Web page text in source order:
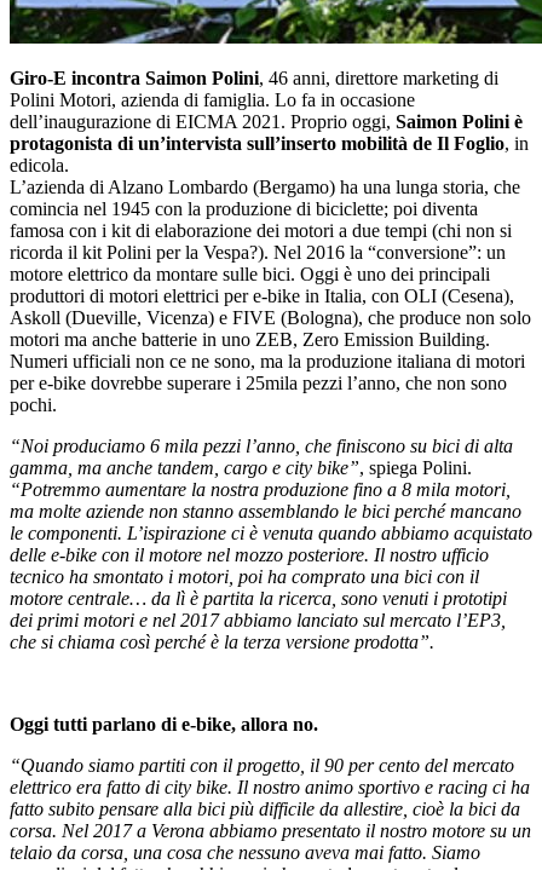
Giro-E incontra Saimon Polini, 46 anni, direttore marketing di
Polini Motori, azienda di famiglia. Lo fa in occasione
dell’inaugurazione di EICMA 2021. Proprio oggi, Saimon Polini è
protagonista di un’intervista sull’inserto mobilità de Il Foglio, in
edicola.
L’azienda di Alzano Lombardo (Bergamo) ha una lunga storia, che
comincia nel 1945 con la produzione di biciclette; poi diventa
famosa con i kit di elaborazione dei motori a due tempi (chi non si
ricorda il kit Polini per la Vespa?). Nel 2016 la “conversione”: un
motore elettrico da montare sulle bici. Oggi è uno dei principali
produttori di motori elettrici per e-bike in Italia, con OLI (Cesena),
Askoll (Dueville, Vicenza) e FIVE (Bologna), che produce non solo
motori ma anche batterie in uno ZEB, Zero Emission Building.
Numeri ufficiali non ce ne sono, ma la produzione italiana di motori
per e-bike dovrebbe superare i 25mila pezzi l’anno, che non sono
pochi.
“Noi produciamo 6 mila pezzi l’anno, che finiscono su bici di alta
gamma, ma anche tandem, cargo e city bike”, spiega Polini.
“Potremmo aumentare la nostra produzione fino a 8 mila motori,
ma molte aziende non stanno assemblando le bici perché mancano
le componenti. L’ispirazione ci è venuta quando abbiamo acquistato
delle e-bike con il motore nel mozzo posteriore. Il nostro ufficio
tecnico ha smontato i motori, poi ha comprato una bici con il
motore centrale… da lì è partita la ricerca, sono venuti i prototipi
dei primi motori e nel 2017 abbiamo lanciato sul mercato l’EP3,
che si chiama così perché è la terza versione prodotta”.
Oggi tutti parlano di e-bike, allora no.
“Quando siamo partiti con il progetto, il 90 per cento del mercato
elettrico era fatto di city bike. Il nostro animo sportivo e racing ci ha
fatto subito pensare alla bici più difficile da allestire, cioè la bici da
corsa. Nel 2017 a Verona abbiamo presentato il nostro motore su un
telaio da corsa, una cosa che nessuno aveva mai fatto. Siamo